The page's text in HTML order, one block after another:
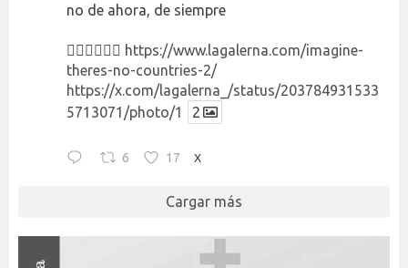
no de ahora, de siempre
👉🏻👉🏻👉🏻 https://www.lagalerna.com/imagine-
theres-no-countries-2/
https://x.com/lagalerna_/status/203784931533
5713071/photo/1
2
6 17 X
Cargar más